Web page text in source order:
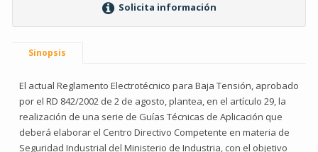
Solicita información
Sinopsis
El actual Reglamento Electrotécnico para Baja Tensión, aprobado
por el RD 842/2002 de 2 de agosto, plantea, en el artículo 29, la
realización de una serie de Guías Técnicas de Aplicación que
deberá elaborar el Centro Directivo Competente en materia de
Seguridad Industrial del Ministerio de Industria, con el objetivo